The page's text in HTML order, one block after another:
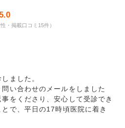
・掲載口コミ15件）
ました。
い合わせのメールをしました
をくださり、安心して受診でき
で、平日の17時頃医院に着き